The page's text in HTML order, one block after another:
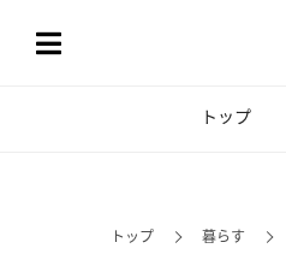
トップ
トップ 暮らす